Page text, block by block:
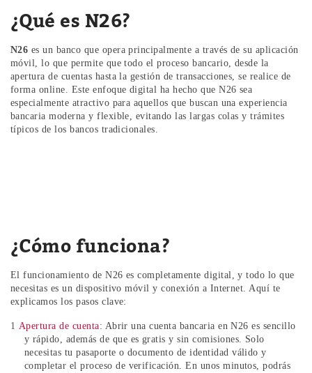
¿Qué es N26?
N26 es un banco que opera principalmente a través de su aplicación
móvil, lo que permite que todo el proceso bancario, desde la
apertura de cuentas hasta la gestión de transacciones, se realice de
forma online. Este enfoque digital ha hecho que N26 sea
especialmente atractivo para aquellos que buscan una experiencia
bancaria moderna y flexible, evitando las largas colas y trámites
típicos de los bancos tradicionales.
¿Cómo funciona?
El funcionamiento de N26 es completamente digital, y todo lo que
necesitas es un dispositivo móvil y conexión a Internet. Aquí te
explicamos los pasos clave:
Apertura de cuenta: Abrir una cuenta bancaria en N26 es sencillo
y rápido, además de que es gratis y sin comisiones. Solo
necesitas tu pasaporte o documento de identidad válido y
completar el proceso de verificación. En unos minutos, podrás